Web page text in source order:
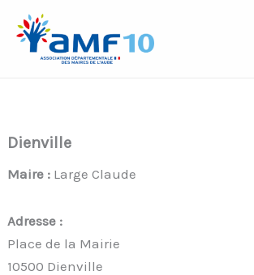
contenu
Dienville
Maire : Large Claude
Adresse :
Place de la Mairie
10500 Dienville